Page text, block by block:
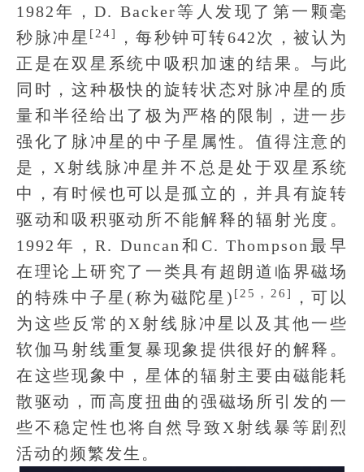
1982年，D. Backer等人发现了第一颗毫
秒脉冲星 [24]
，每秒钟可转642次，被认为
正是在双星系统中吸积加速的结果。与此
同时，这种极快的旋转状态对脉冲星的质
量和半径给出了极为严格的限制，进一步
强化了脉冲星的中子星属性。值得注意的
是，X射线脉冲星并不总是处于双星系统
中，有时候也可以是孤立的，并具有旋转
驱动和吸积驱动所不能解释的辐射光度。
1992年，R. Duncan和C. Thompson最早
在理论上研究了一类具有超朗道临界磁场
的特殊中子星(称为磁陀星) [25，26]
，可以
为这些反常的X射线脉冲星以及其他一些
软伽马射线重复暴现象提供很好的解释。
在这些现象中，星体的辐射主要由磁能耗
散驱动，而高度扭曲的强磁场所引发的一
些不稳定性也将自然导致X射线暴等剧烈
活动的频繁发生。